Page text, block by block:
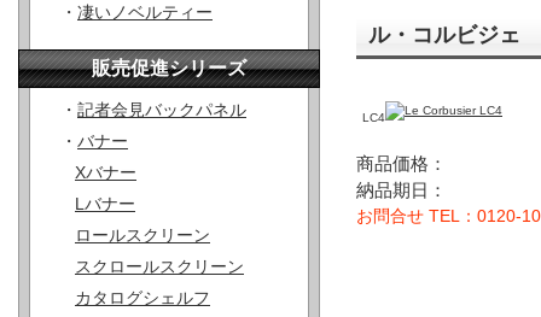
・ 凄いノベルティー
販売促進シリーズ
・ 記者会見バックパネル
・ バナー
Xバナー
Lバナー
ロールスクリーン
スクロールスクリーン
カタログシェルフ
ル・コルビジェ
LC4
商品価格：
納品期日：
お問合せ TEL：0120-